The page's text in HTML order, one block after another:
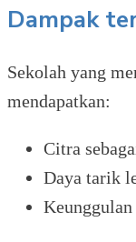
Dampak
Sekolah yang
mendapatkan:
Citra
Daya tarik